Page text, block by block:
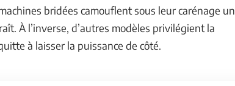
bridées camouflent sous leur carénage un
À l’inverse, d’autres modèles privilégient la
à laisser la puissance de côté.